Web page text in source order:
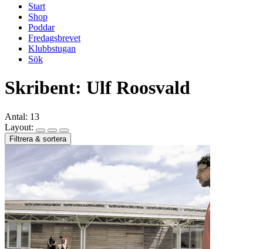
Start
Shop
Poddar
Fredagsbrevet
Klubbstugan
Sök
Skribent: Ulf Roosvald
Antal: 13
Layout:
Filtrera & sortera